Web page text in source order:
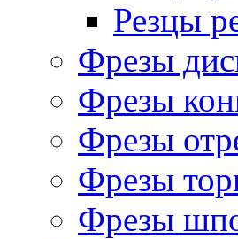
Резцы
Фрезы
Фрезы
Фрезы
Фрезы
Фрезы